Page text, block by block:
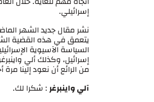
إسرائيلي.
نشر مقال جديد الشهر
يتعمق في هذه القضية
السياسة الآسيوية
إسرائيل، وكذلك ألي
من الرائع أن نعود إلينا
آلي واينبرغر: شكرا لك.